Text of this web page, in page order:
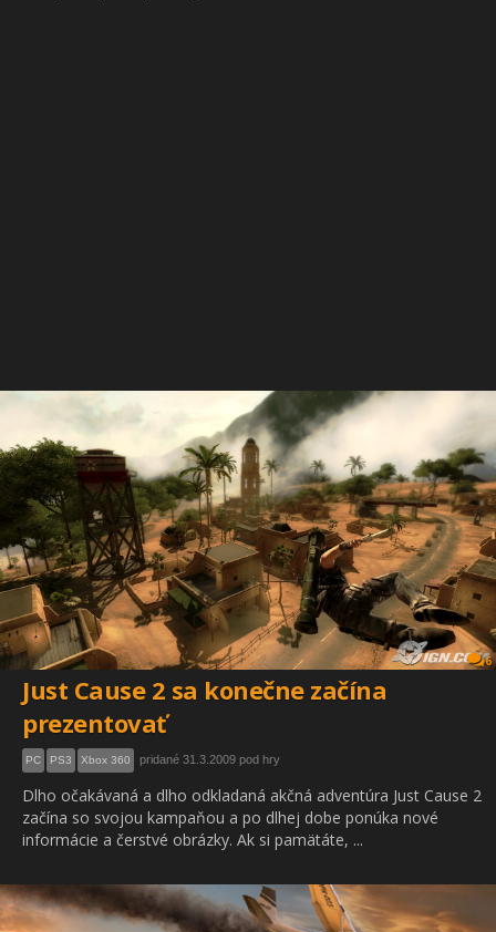
6
Just Cause 2 sa konečne začína
prezentovať
PC PS3 Xbox 360 pridané 31.3.2009 pod hry
Dlho očakávaná a dlho odkladaná akčná adventúra Just Cause 2
začína so svojou kampaňou a po dlhej dobe ponúka nové
informácie a čerstvé obrázky. Ak si pamätáte, ...